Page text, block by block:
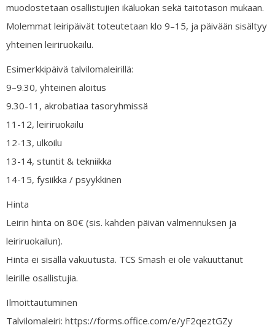
muodostetaan osallistujien ikäluokan sekä taitotason mukaan.
Molemmat leiripäivät toteutetaan klo 9–15, ja päivään sisältyy
yhteinen leiriruokailu.
Esimerkkipäivä talvilomaleirillä:
9–9.30, yhteinen aloitus
9.30-11, akrobatiaa tasoryhmissä
11-12, leiriruokailu
12-13, ulkoilu
13-14, stuntit & tekniikka
14-15, fysiikka / psyykkinen
Hinta
Leirin hinta on 80€ (sis. kahden päivän valmennuksen ja
leiriruokailun).
Hinta ei sisällä vakuutusta. TCS Smash ei ole vakuuttanut
leirille osallistujia.
Ilmoittautuminen
Talvilomaleiri: https://forms.office.com/e/yF2qeztGZy